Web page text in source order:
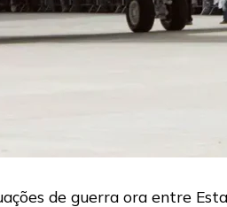
de guerra ora entre